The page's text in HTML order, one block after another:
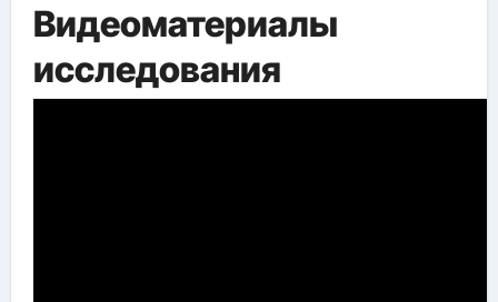
Видеоматериалы
исследования